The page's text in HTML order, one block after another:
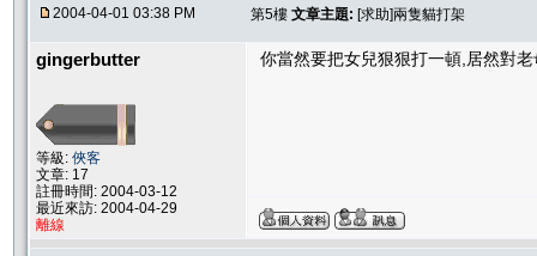
2004-04-01 03:38 PM 第5樓 文章主題: [求助]兩隻貓打架
gingerbutter
等級: 俠客
文章: 17
註冊時間: 2004-03-12
最近來訪: 2004-04-29
離線
你當然要把女兒狠狠打一頓,居然對